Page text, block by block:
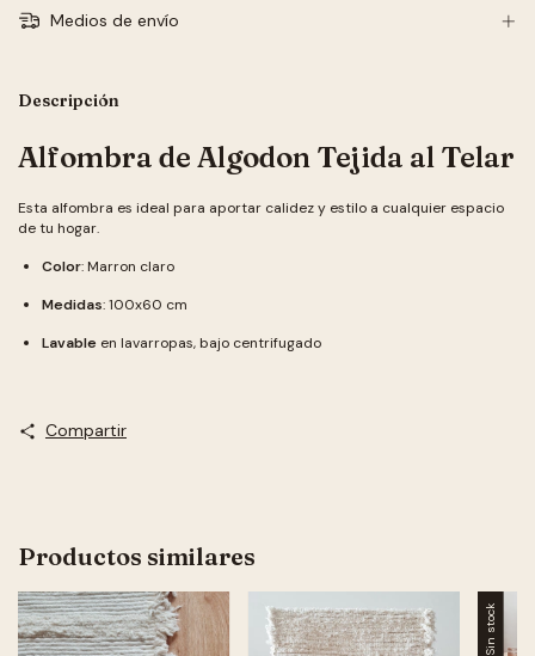
Medios de envío
Descripción
Alfombra de Algodon Tejida al Telar
Esta alfombra es ideal para aportar calidez y estilo a cualquier espacio
de tu hogar.
Color: Marron claro
Medidas: 100x60 cm
Lavable en lavarropas, bajo centrifugado
Compartir
Productos similares
Sin stock